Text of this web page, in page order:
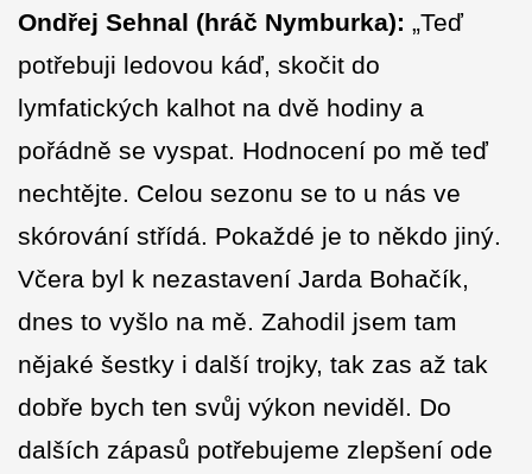
Ondřej Sehnal (hráč Nymburka): „Teď
potřebuji ledovou káď, skočit do
lymfatických kalhot na dvě hodiny a
pořádně se vyspat. Hodnocení po mě teď
nechtějte. Celou sezonu se to u nás ve
skórování střídá. Pokaždé je to někdo jiný.
Včera byl k nezastavení Jarda Bohačík,
dnes to vyšlo na mě. Zahodil jsem tam
nějaké šestky i další trojky, tak zas až tak
dobře bych ten svůj výkon neviděl. Do
dalších zápasů potřebujeme zlepšení ode